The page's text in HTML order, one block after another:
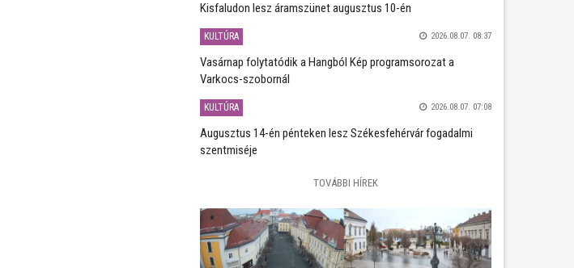
Kisfaludon lesz áramszünet augusztus 10-én
KULTÚRA 2026.08.07. 08:37
Vasárnap folytatódik a Hangból Kép programsorozat a
Varkocs-szobornál
KULTÚRA 2026.08.07. 07:08
Augusztus 14-én pénteken lesz Székesfehérvár fogadalmi
szentmiséje
TOVÁBBI HÍREK